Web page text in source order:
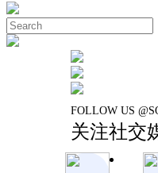
FOLLOW US
关注社交